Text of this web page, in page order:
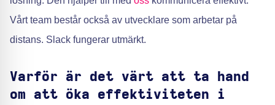
Vårt team består också av utvecklare som arbetar på
distans. Slack fungerar utmärkt.
Varför är det värt att ta hand
om att öka effektiviteten i